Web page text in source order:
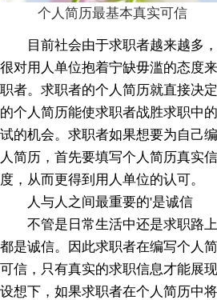
个人简历最基本真实可信
目前社会由于求职者越来越多，
很对用人单位抱着宁缺毋滥的态度
职者。求职者的个人简历就直接决
的个人简历能使求职者战胜求职中
试的机会。求职者如果想要为自己
人简历，首先要填写个人简历真实
度，从而更得到用人单位的认可。
人与人之间最重要的'是诚信
不管是日常生活中还是求职路上
都是诚信。因此求职者在编写个人
可信，只有真实的求职信息才能展
设想下，如果求职者在个人简历中